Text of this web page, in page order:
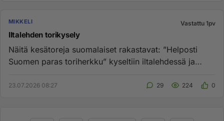
MIKKELI Vastattu 1pv
Iltalehden torikysely
Näitä kesä­­toreja suomalaiset rakastavat: ”Helposti
Suomen paras tori­herkku” kyseltiin iltalehdessä ja
23.07.2026 08:27 29 224 0